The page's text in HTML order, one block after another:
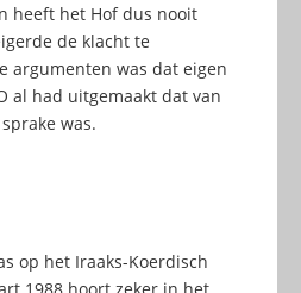
heeft het Hof dus nooit
de klacht te
argumenten was dat eigen
al had uitgemaakt dat van
was.
op het Iraaks-Koerdisch